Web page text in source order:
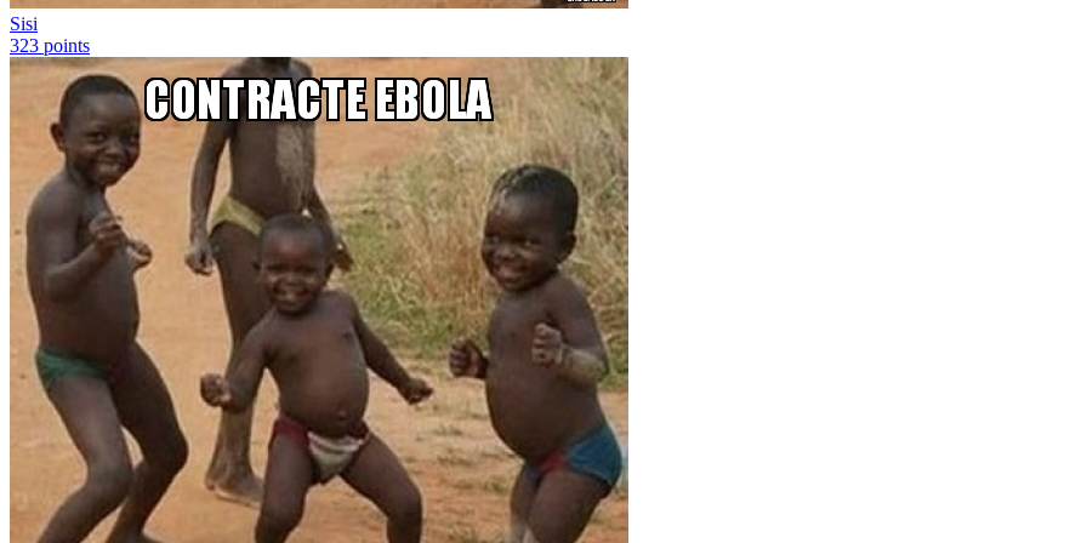
Sisi
323 points